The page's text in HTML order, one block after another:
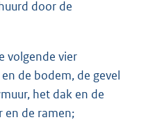
door de
volgende vier
de bodem, de gevel
het dak en de
en de ramen;